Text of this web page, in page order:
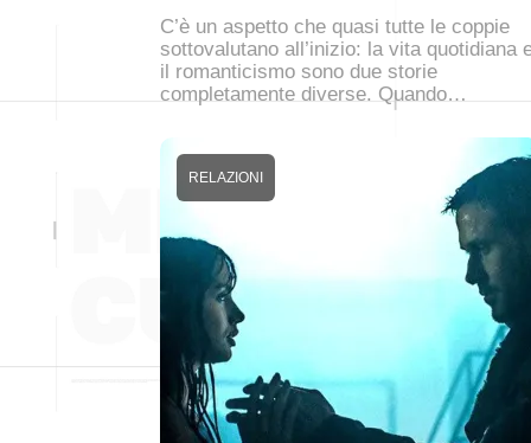
C’è un aspetto che quasi tutte le coppie
sottovalutano all’inizio: la vita quotidiana
il romanticismo sono due storie
completamente diverse. Quando…
RELAZIONI